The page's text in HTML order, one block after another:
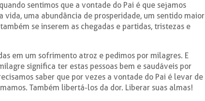
sentimos que a vontade do Pai é que sejamos
vida, uma abundância de prosperidade, um sentido maior
se inserem as chegadas e partidas, tristezas e
em um sofrimento atroz e pedimos por milagres. E
significa ter estas pessoas bem e saudáveis por
saber que por vezes a vontade do Pai é levar de
Também libertá-los da dor. Liberar suas almas!